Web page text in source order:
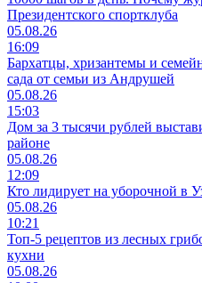
Президентского спортклуба
05.08.26
16:09
Бархатцы, хризантемы и
сада от семьи из Андрушей
05.08.26
15:03
Дом за 3 тысячи рублей
районе
05.08.26
12:09
Кто лидирует на уборочной в
05.08.26
10:21
Топ-5 рецептов из лесных
кухни
05.08.26